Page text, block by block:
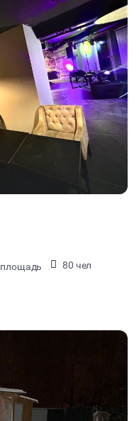
площадь
80 чел